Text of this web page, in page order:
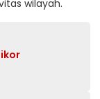
wilayah.